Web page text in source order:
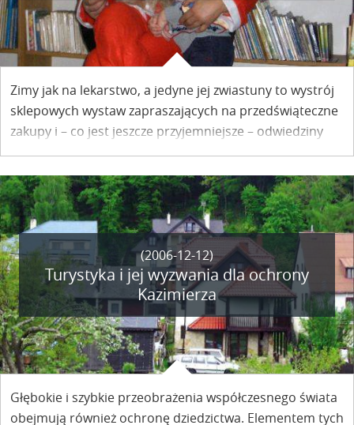
Zimy jak na lekarstwo, a jedyne jej zwiastuny to wystrój
sklepowych wystaw zapraszających na przedświąteczne
zakupy i – co jest jeszcze przyjemniejsze – odwiedziny
świętego Mikołaja, który w Kazimierzu 6 grudnia
pojawiał się wszędzie tam, gdzie były dzieci.
(2006-12-12)
Turystyka i jej wyzwania dla ochrony
Kazimierza
Głębokie i szybkie przeobrażenia współczesnego świata
obejmują również ochronę dziedzictwa. Elementem tych